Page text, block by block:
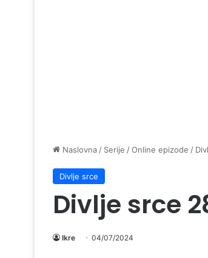
Naslovna / Serije /Online epizode /
Divlje srce
Divlje srce
Ikre 04/07/2024